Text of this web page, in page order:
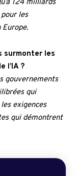
124 milliards
les
surmonter les
l’IA ?
gouvernements
qui
exigences
qui démontrent